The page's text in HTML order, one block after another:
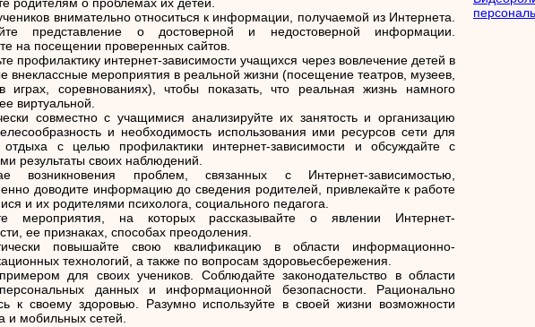
родителям о проблемах их детей.
внимательно относиться к информации, получаемой из Интернета.
представление о достоверной и недостоверной информации.
на посещении проверенных сайтов.
профилактику интернет-зависимости учащихся через вовлечение детей в
внеклассные мероприятия в реальной жизни (посещение театров, музеев,
играх, соревнованиях), чтобы показать, что реальная жизнь намного
виртуальной.
совместно с учащимися анализируйте их занятость и организацию
и необходимость использования ими ресурсов сети для
с целью профилактики интернет-зависимости и обсуждайте с
результаты своих наблюдений.
возникновения проблем, связанных с Интернет-зависимостью,
доводите информацию до сведения родителей, привлекайте к работе
и их родителями психолога, социального педагога.
мероприятия, на которых рассказывайте о явлении Интернет-
ее признаках, способах преодоления.
повышайте свою квалификацию в области информационно-
технологий, а также по вопросам здоровьесбережения.
для своих учеников. Соблюдайте законодательство в области
данных и информационной безопасности. Рационально
к своему здоровью. Разумно используйте в своей жизни возможности
и мобильных сетей.